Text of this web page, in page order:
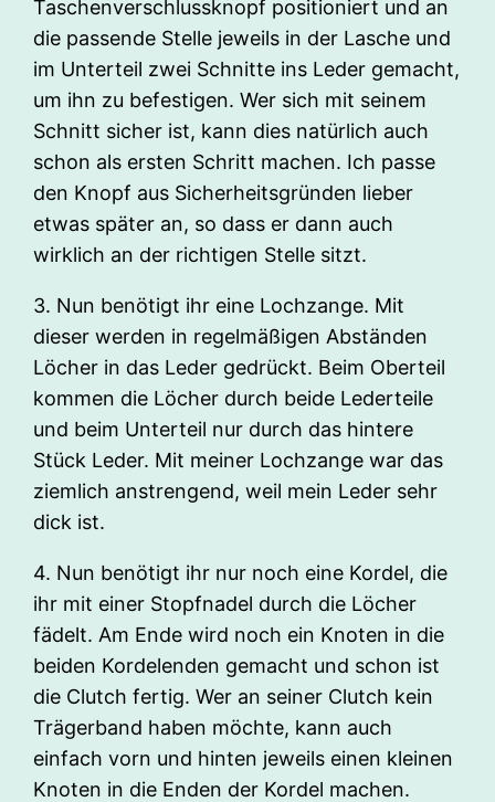
Taschenverschlussknopf positioniert und an
die passende Stelle jeweils in der Lasche und
im Unterteil zwei Schnitte ins Leder gemacht,
um ihn zu befestigen. Wer sich mit seinem
Schnitt sicher ist, kann dies natürlich auch
schon als ersten Schritt machen. Ich passe
den Knopf aus Sicherheitsgründen lieber
etwas später an, so dass er dann auch
wirklich an der richtigen Stelle sitzt.
3. Nun benötigt ihr eine Lochzange. Mit
dieser werden in regelmäßigen Abständen
Löcher in das Leder gedrückt. Beim Oberteil
kommen die Löcher durch beide Lederteile
und beim Unterteil nur durch das hintere
Stück Leder. Mit meiner Lochzange war das
ziemlich anstrengend, weil mein Leder sehr
dick ist.
4. Nun benötigt ihr nur noch eine Kordel, die
ihr mit einer Stopfnadel durch die Löcher
fädelt. Am Ende wird noch ein Knoten in die
beiden Kordelenden gemacht und schon ist
die Clutch fertig. Wer an seiner Clutch kein
Trägerband haben möchte, kann auch
einfach vorn und hinten jeweils einen kleinen
Knoten in die Enden der Kordel machen.